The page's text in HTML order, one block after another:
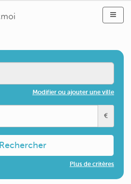
Modifier ou ajouter une ville
€
Rechercher
Plus de critères